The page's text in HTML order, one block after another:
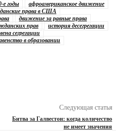
е годы
афроамериканское движение
права в США
движение за равные права
прав
история десегрегации
сегрегации
в образовании
Следующая статья
Битва за Галвестон: когда количество
не имеет значения